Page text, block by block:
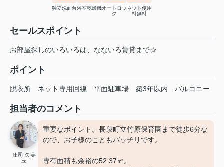
独立洗面台浴室乾燥機オートロッ
ク
ネット使用
料無料
セールスポイント
お部屋探しのいろいろは、なないろ賃貸まで☆
ポイント
脱衣所 ネット専用回線 平面駐車場 築3年以内 バルコニー
担当者のコメント
庄司 久美
子
重要なポイント。長泉町立竹原保育園まで徒歩6分な
ので、お子様のこともバッチリです。
専有面積も余裕の52.37㎡。